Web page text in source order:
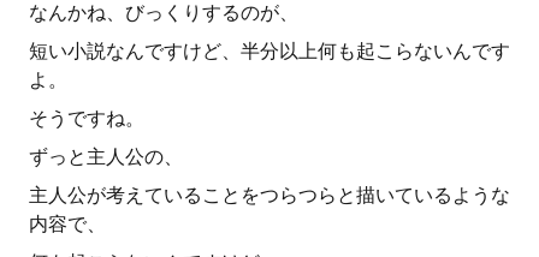
なんかね、びっくりするのが、
短い小説なんですけど、半分以上何も起こらないんです
よ。
そうですね。
ずっと主人公の、
主人公が考えていることをつらつらと描いているような
内容で、